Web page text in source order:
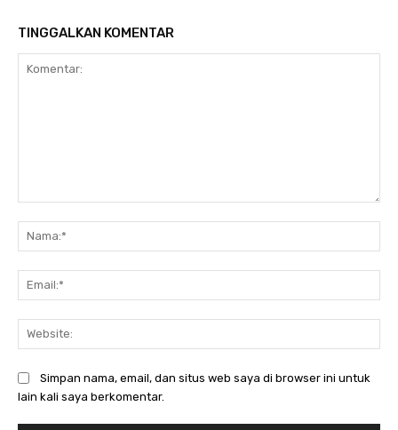
TINGGALKAN KOMENTAR
Simpan nama, email, dan situs web saya di browser ini untuk
lain kali saya berkomentar.